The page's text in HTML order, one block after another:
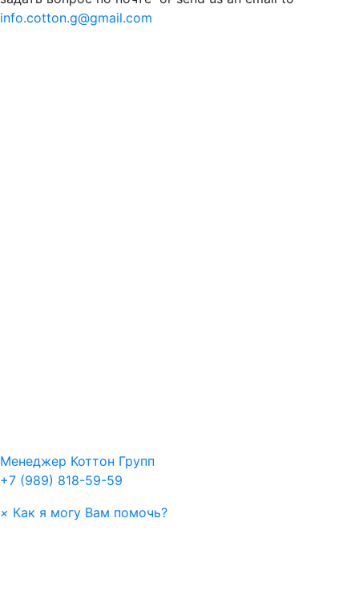
info.cotton.g@gmail.com
Менеджер Коттон Групп
+7 (989) 818-59-59
× Как я могу Вам помочь?